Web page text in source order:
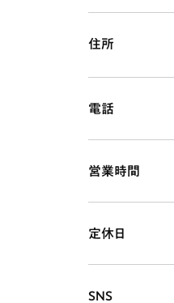
# カフェ
住所
電話
営業時間
定休日
SNS